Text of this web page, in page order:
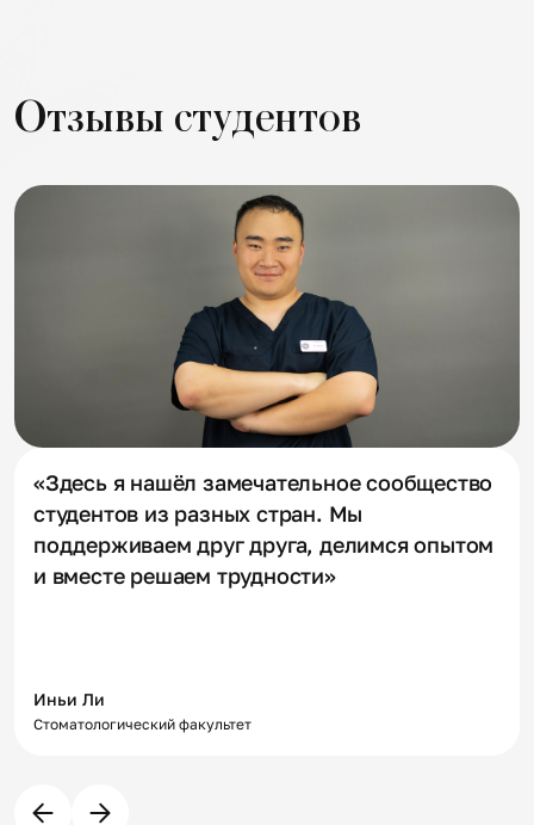
Отзывы студентов
«Здесь я нашёл замечательное сообщество
студентов из разных стран. Мы
поддерживаем друг друга, делимся опытом
и вместе решаем трудности»
Иньи Ли
Стоматологический факультет